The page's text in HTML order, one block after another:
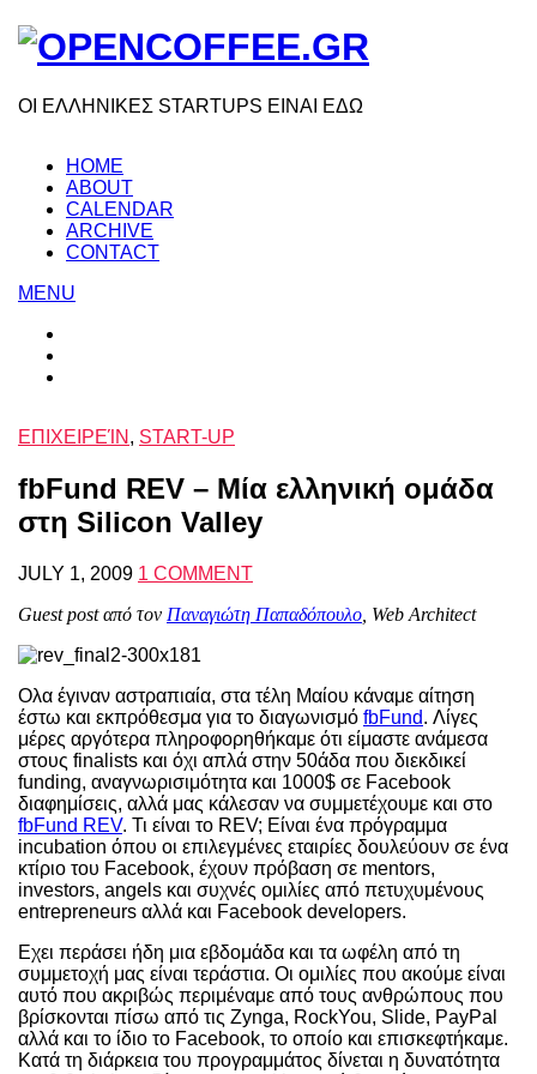
ΟΙ ΕΛΛΗΝΙΚΕΣ STARTUPS ΕΙΝΑΙ ΕΔΩ
HOME
ABOUT
CALENDAR
ARCHIVE
CONTACT
MENU
ΕΠΙΧΕΙΡΕΊΝ , START-UP
fbFund REV – Μία ελληνική ομάδα
στη Silicon Valley
JULY 1, 2009 1 COMMENT
Guest post από τον Παναγιώτη Παπαδόπουλο , Web Architect
Ολα έγιναν αστραπιαία, στα τέλη Μαίου κάναμε αίτηση
έστω και εκπρόθεσμα για το διαγωνισμό fbFund. Λίγες
μέρες αργότερα πληροφορηθήκαμε ότι είμαστε ανάμεσα
στους finalists και όχι απλά στην 50άδα που διεκδικεί
funding, αναγνωρισιμότητα και 1000$ σε Facebook
διαφημίσεις, αλλά μας κάλεσαν να συμμετέχουμε και στο
fbFund REV. Τι είναι το REV; Είναι ένα πρόγραμμα
incubation όπου οι επιλεγμένες εταιρίες δουλεύουν σε ένα
κτίριο του Facebook, έχουν πρόβαση σε mentors,
investors, angels και συχνές ομιλίες από πετυχυμένους
entrepreneurs αλλά και Facebook developers.
Εχει περάσει ήδη μια εβδομάδα και τα ωφέλη από τη
συμμετοχή μας είναι τεράστια. Οι ομιλίες που ακούμε είναι
αυτό που ακριβώς περιμέναμε από τους ανθρώπους που
βρίσκονται πίσω από τις Zynga, RockYou, Slide, PayPal
αλλά και το ίδιο το Facebook, το οποίο και επισκεφτήκαμε.
Κατά τη διάρκεια του προγραμμάτος δίνεται η δυνατότητα